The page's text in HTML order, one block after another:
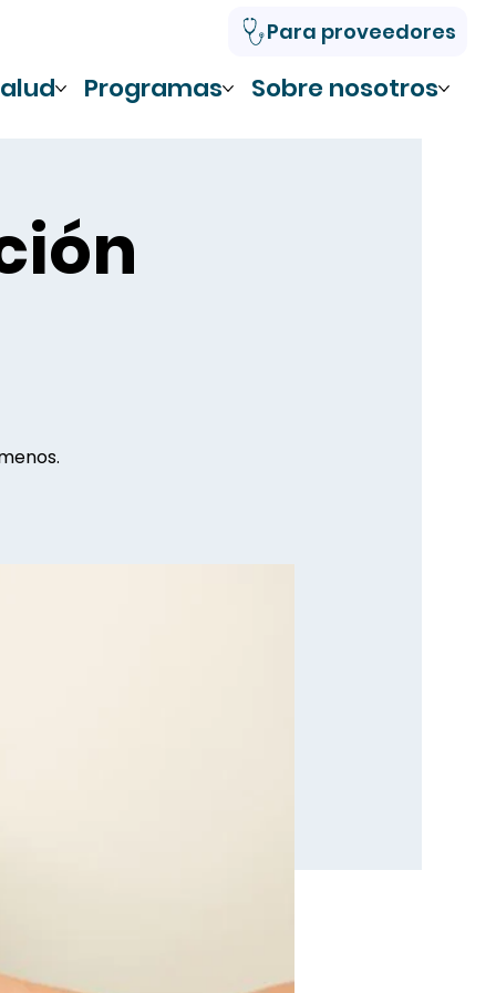
Para proveedores
Programas Sobre nosotros